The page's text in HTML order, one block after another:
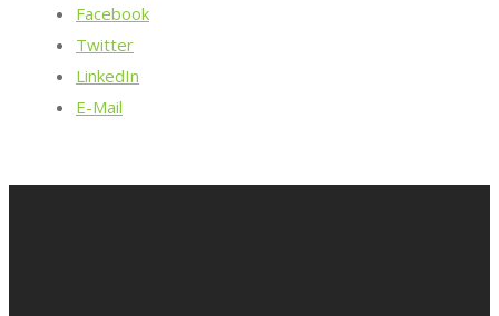
Facebook
Twitter
LinkedIn
E-Mail